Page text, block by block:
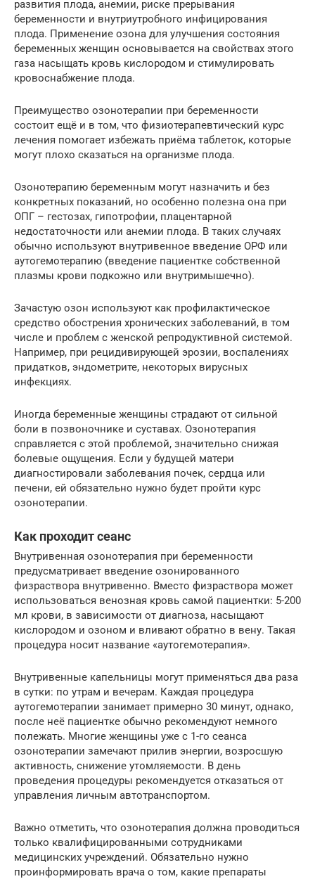
развития плода, анемии, риске прерывания
беременности и внутриутробного инфицирования
плода. Применение озона для улучшения состояния
беременных женщин основывается на свойствах этого
газа насыщать кровь кислородом и стимулировать
кровоснабжение плода.
Преимущество озонотерапии при беременности
состоит ещё и в том, что физиотерапевтический курс
лечения помогает избежать приёма таблеток, которые
могут плохо сказаться на организме плода.
Озонотерапию беременным могут назначить и без
конкретных показаний, но особенно полезна она при
ОПГ – гестозах, гипотрофии, плацентарной
недостаточности или анемии плода. В таких случаях
обычно используют внутривенное введение ОРФ или
аутогемотерапию (введение пациентке собственной
плазмы крови подкожно или внутримышечно).
Зачастую озон используют как профилактическое
средство обострения хронических заболеваний, в том
числе и проблем с женской репродуктивной системой.
Например, при рецидивирующей эрозии, воспалениях
придатков, эндометрите, некоторых вирусных
инфекциях.
Иногда беременные женщины страдают от сильной
боли в позвоночнике и суставах. Озонотерапия
справляется с этой проблемой, значительно снижая
болевые ощущения. Если у будущей матери
диагностировали заболевания почек, сердца или
печени, ей обязательно нужно будет пройти курс
озонотерапии.
Как проходит сеанс
Внутривенная озонотерапия при беременности
предусматривает введение озонированного
физраствора внутривенно. Вместо физраствора может
использоваться венозная кровь самой пациентки: 5-200
мл крови, в зависимости от диагноза, насыщают
кислородом и озоном и вливают обратно в вену. Такая
процедура носит название «аутогемотерапия».
Внутривенные капельницы могут применяться два раза
в сутки: по утрам и вечерам. Каждая процедура
аутогемотерапии занимает примерно 30 минут, однако,
после неё пациентке обычно рекомендуют немного
полежать. Многие женщины уже с 1-го сеанса
озонотерапии замечают прилив энергии, возросшую
активность, снижение утомляемости. В день
проведения процедуры рекомендуется отказаться от
управления личным автотранспортом.
Важно отметить, что озонотерапия должна проводиться
только квалифицированными сотрудниками
медицинских учреждений. Обязательно нужно
проинформировать врача о том, какие препараты